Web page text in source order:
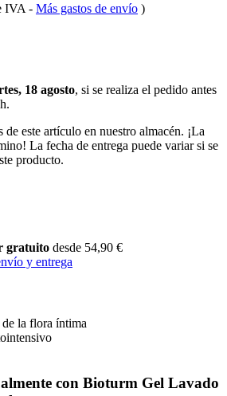
IVA - Más gastos de envío )
18 agosto, si se realiza el pedido antes
.
de este artículo en nuestro almacén. ¡La
La fecha de entrega puede variar si se
producto.
gratuito desde 54,90 €
y entrega
la flora íntima
con Bioturm Gel Lavado